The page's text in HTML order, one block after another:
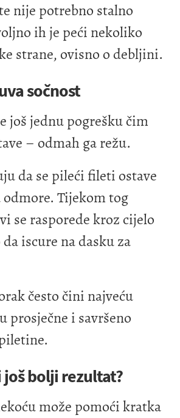
nije potrebno stalno
ih je peći nekoliko
strane, ovisno o debljini.
sočnost
još jednu pogrešku čim
– odmah ga režu.
da se pileći fileti ostave
Tijekom tog
se rasporede kroz cijelo
iscure na dasku za
često čini najveću
prosječne i savršeno
još bolji rezultat?
može pomoći kratka